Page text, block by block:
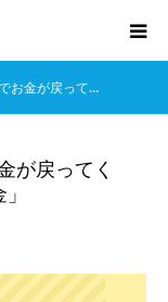
お金が戻って…
が戻ってく